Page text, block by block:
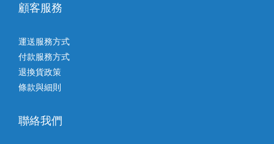
顧客服務
運送服務方式
付款服務方式
退換貨政策
條款與細則
聯絡我們